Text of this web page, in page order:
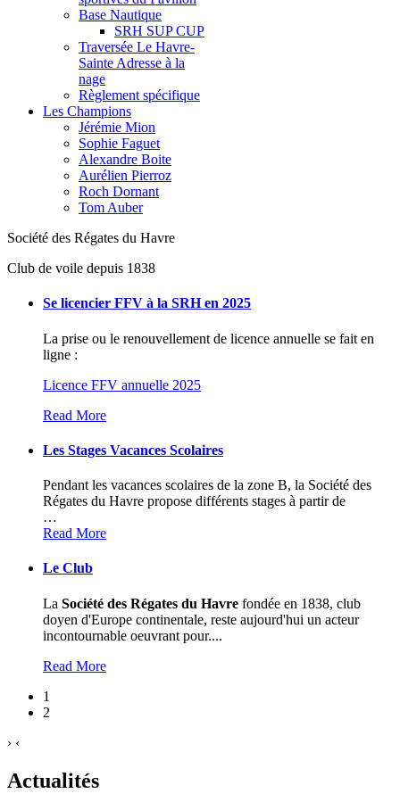
Base Nautique
SRH SUP CUP
Traversée Le Havre-
Sainte Adresse à la
nage
Règlement spécifique
Les Champions
Jérémie Mion
Sophie Faguet
Alexandre Boite
Aurélien Pierroz
Roch Dornant
Tom Auber
Société des Régates du Havre
Club de voile depuis 1838
Se licencier FFV à la SRH en 2025
La prise ou le renouvellement de licence annuelle se fait en
ligne :
Licence FFV annuelle 2025
Read More
Les Stages Vacances Scolaires
Pendant les vacances scolaires de la zone B, la Société des
Régates du Havre propose différents stages à partir de
…
Read More
Le Club
La Société des Régates du Havre fondée en 1838, club
doyen d'Europe continentale, reste aujourd'hui un acteur
incontournable oeuvrant pour....
Read More
1
2
› ‹
Actualités